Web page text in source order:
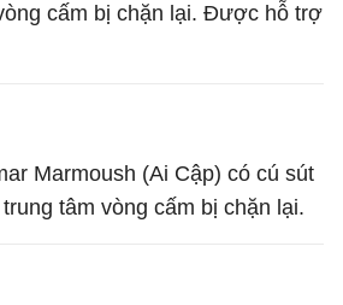
cấm bị chặn lại. Được hỗ trợ
Marmoush (Ai Cập) có cú sút
tâm vòng cấm bị chặn lại.